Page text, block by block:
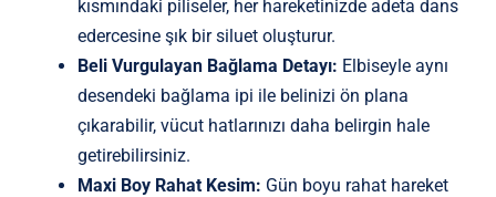
kısmındaki piliseler, her hareketinizde adeta dans
edercesine şık bir siluet oluşturur.
Beli Vurgulayan Bağlama Detayı: Elbiseyle aynı
desendeki bağlama ipi ile belinizi ön plana
çıkarabilir, vücut hatlarınızı daha belirgin hale
getirebilirsiniz.
Maxi Boy Rahat Kesim: Gün boyu rahat hareket